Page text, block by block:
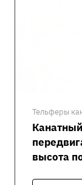
Тельферы
высота